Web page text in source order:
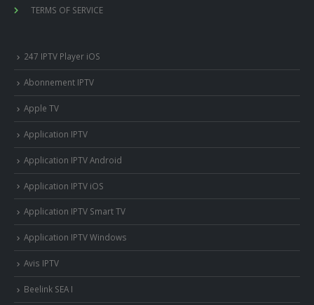
TERMS OF SERVICE
247 IPTV Player iOS
Abonnement IPTV
Apple TV
Application IPTV
Application IPTV Android
Application IPTV iOS
Application IPTV Smart TV
Application IPTV Windows
Avis IPTV
Beelink SEA I